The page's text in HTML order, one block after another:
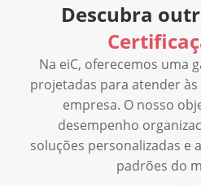
Descubra
Na eiC, oferecemos uma
projetadas para atender às
empresa. O nosso
desempenho
soluções personalizadas e
padrões do